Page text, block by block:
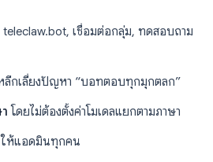
เชื่อมต่อกลุ่ม, ทดสอบถาม
ลีกเลี่ยงปัญหา “บอทตอบทุกมุกตลก”
โดยไม่ต้องตั้งค่าโมเดลแยกตามภาษา
ให้แอดมินทุกคน